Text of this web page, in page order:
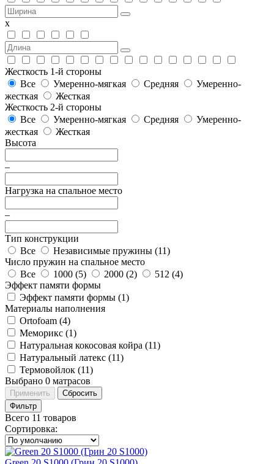
х
Жесткость 1-й стороны
Все
Умеренно-мягкая Средняя
Умеренно-
жесткая
Жесткая
Жесткость 2-й стороны
Все
Умеренно-мягкая Средняя
Умеренно-
жесткая
Жесткая
Высота
–
Нагрузка на спальное место
–
Тип конструкции
Все
Независимые пружины (11)
Число пружин на спальное место
Все
1000 (5) 2000 (2) 512 (4)
Эффект памяти формы
Эффект памяти формы (1)
Материалы наполнения
Ortofoam (4)
Меморикс (1)
Натуральная кокосовая койра (11)
Натуральный латекс (11)
Термовойлок (11)
Выбрано 0 матрасов
Применить
Сбросить
Фильтр
Всего 11 товаров
Сортировка: